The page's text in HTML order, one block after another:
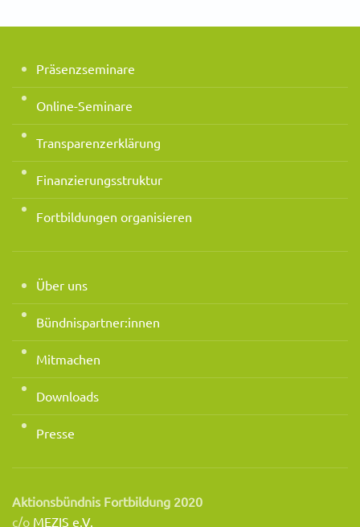
Präsenzseminare
Online-Seminare
Transparenzerklärung
Finanzierungsstruktur
Fortbildungen organisieren
Über uns
Bündnispartner:innen
Mitmachen
Downloads
Presse
Aktionsbündnis Fortbildung 2020
c/o MEZIS e.V.